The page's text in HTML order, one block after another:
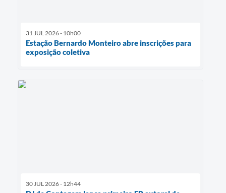
31 JUL 2026 - 10h00
Estação Bernardo Monteiro abre inscrições para
exposição coletiva
30 JUL 2026 - 12h44